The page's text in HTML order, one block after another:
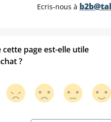
Ecris-nous à
page est-elle utile
?